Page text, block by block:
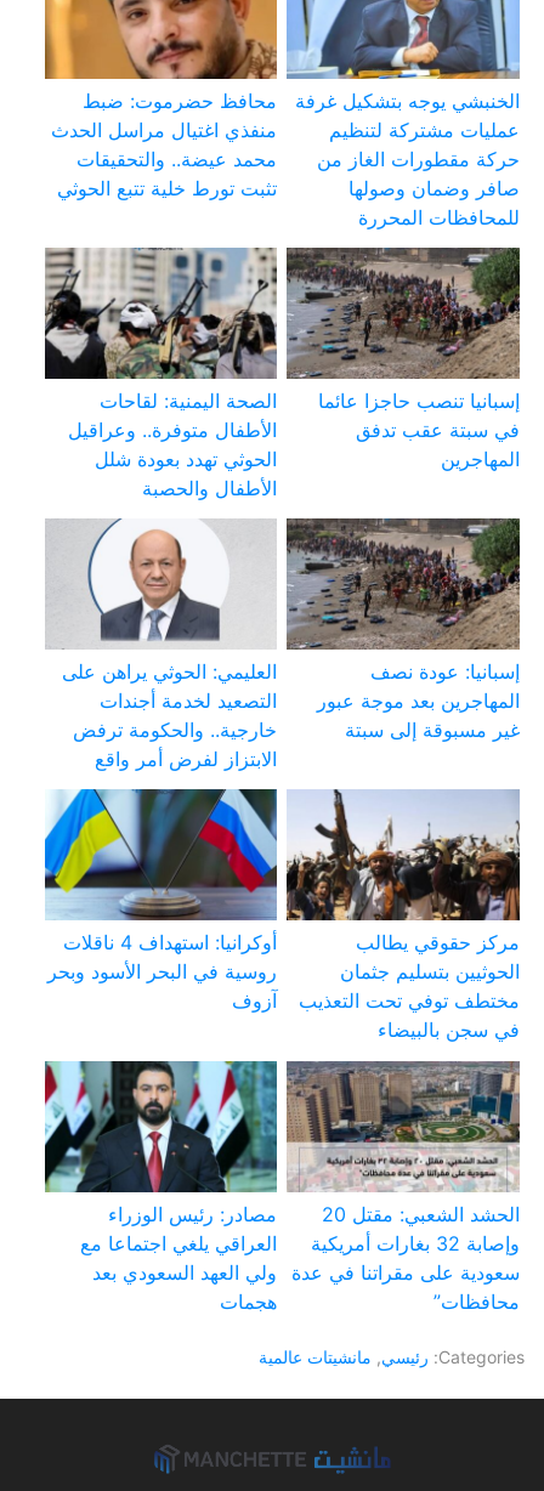
الخنبشي يوجه بتشكيل غرفة
عمليات مشتركة لتنظيم
حركة مقطورات الغاز من
صافر وضمان وصولها
للمحافظات المحررة
محافظ حضرموت: ضبط
منفذي اغتيال مراسل الحدث
محمد عيضة.. والتحقيقات
تثبت تورط خلية تتبع الحوثي
إسبانيا تنصب حاجزا عائما
في سبتة عقب تدفق
المهاجرين
الصحة اليمنية: لقاحات
الأطفال متوفرة.. وعراقيل
الحوثي تهدد بعودة شلل
الأطفال والحصبة
إسبانيا: عودة نصف
المهاجرين بعد موجة عبور
غير مسبوقة إلى سبتة
العليمي: الحوثي يراهن على
التصعيد لخدمة أجندات
خارجية.. والحكومة ترفض
الابتزاز لفرض أمر واقع
مركز حقوقي يطالب
الحوثيين بتسليم جثمان
مختطف توفي تحت التعذيب
في سجن بالبيضاء
أوكرانيا: استهداف 4 ناقلات
روسية في البحر الأسود وبحر
آزوف
الحشد الشعبي: مقتل 20
وإصابة 32 بغارات أمريكية
سعودية على مقراتنا في عدة
محافظات”
مصادر: رئيس الوزراء
العراقي يلغي اجتماعا مع
ولي العهد السعودي بعد
هجمات
Categories: رئيسي, مانشيتات عالمية